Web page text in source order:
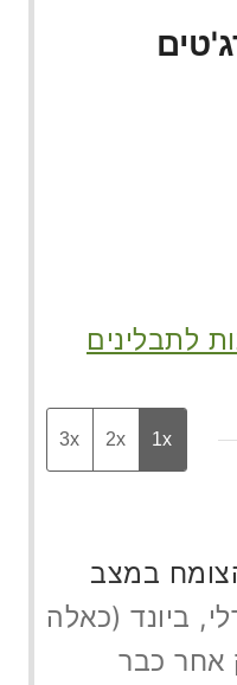
לתבלינים
1x
2x
3x
במצב
ביונד (כאלה
אחר כבר